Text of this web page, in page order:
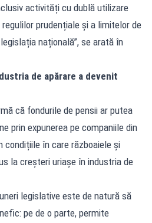
activități cu dublă utilizare
prudențiale și a limitelor de
națională”, se arată în
de apărare a devenit
că fondurile de pensii ar putea
prin expunerea pe companiile din
în care războaiele și
la creșteri uriașe în industria de
legislative este de natură să
pe de o parte, permite